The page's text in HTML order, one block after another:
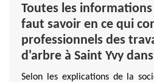
Toutes les informations
faut savoir en ce qui
professionnels des
d'arbre à Saint Yvy
Selon les explications de la